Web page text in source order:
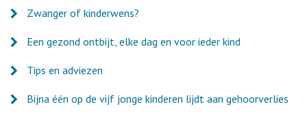
Zwanger of kinderwens?
Een gezond ontbijt, elke dag en voor ieder kind
Tips en adviezen
Bijna één op de vijf jonge kinderen lijdt aan gehoorverlies